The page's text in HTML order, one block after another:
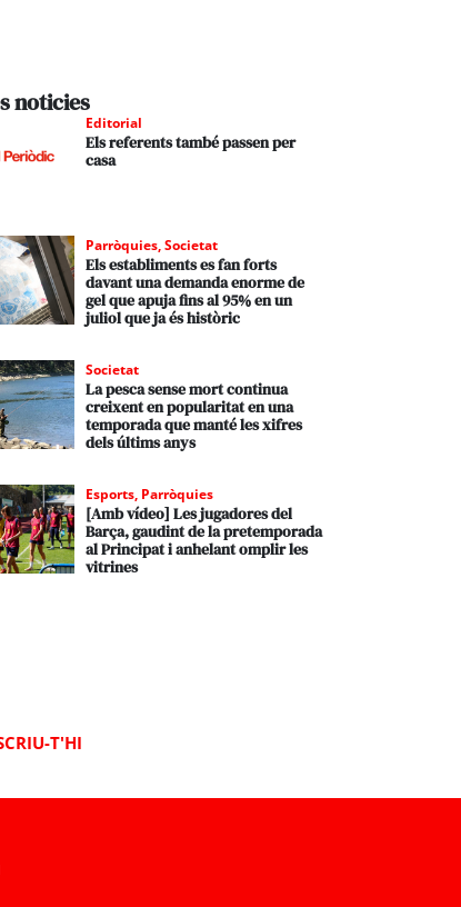
noticies
Editorial
Els referents també passen per
casa
Parròquies,Societat
Els establiments es fan forts
davant una demanda enorme de
gel que apuja fins al 95% en un
juliol que ja és històric
Societat
La pesca sense mort continua
creixent en popularitat en una
temporada que manté les xifres
dels últims anys
Esports, Parròquies
[Amb vídeo] Les jugadores del
Barça, gaudint de la pretemporada
al Principat i anhelant omplir les
vitrines
T'HI